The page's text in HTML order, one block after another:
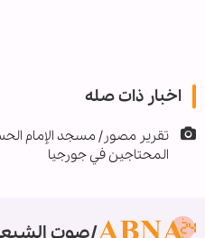
اخبار ذات صله
تقرير مصور/ مسجد الإمام
المحتاجين في جورجيا